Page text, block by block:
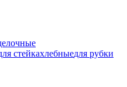
стейкахлебныедля рубки